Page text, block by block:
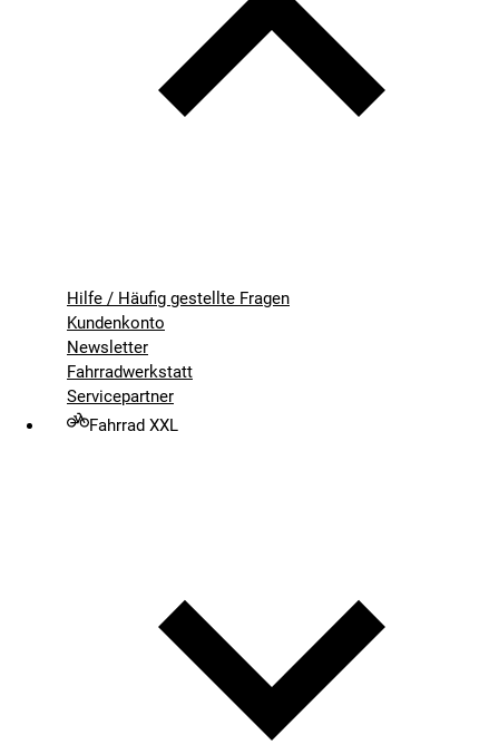
Hilfe / Häufig gestellte Fragen
Kundenkonto
Newsletter
Fahrradwerkstatt
Servicepartner
Fahrrad XXL